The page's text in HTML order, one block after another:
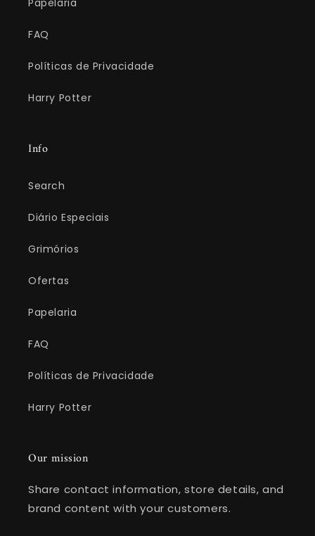
Papelaria
FAQ
Políticas de Privacidade
Harry Potter
Info
Search
Diário Especiais
Grimórios
Ofertas
Papelaria
FAQ
Políticas de Privacidade
Harry Potter
Our mission
Share contact information, store details, and
brand content with your customers.